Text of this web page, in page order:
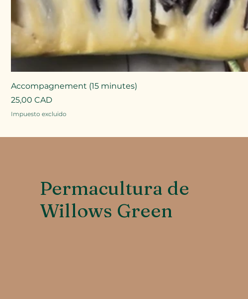
Accompagnement (15 minutes)
Precio
25,00 CAD
Impuesto excluido
Permacultura de
Willows Green